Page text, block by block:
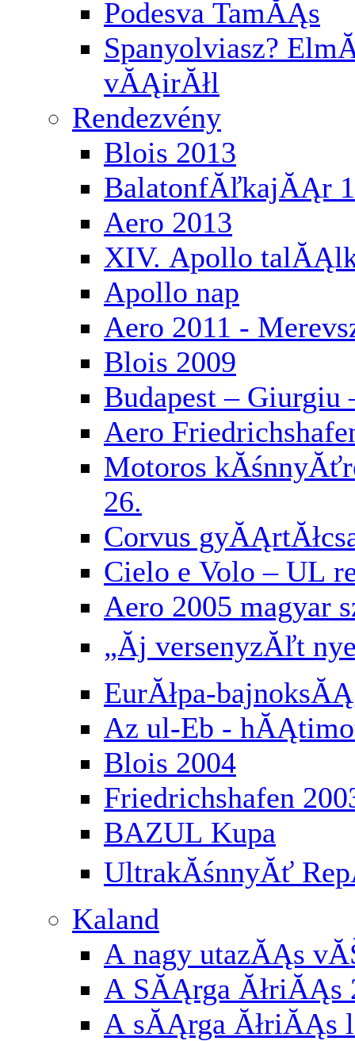
Podesva TamĂĄs
Spanyolviasz?
vĂĄirĂłl
Rendezvény
Blois 2013
BalatonfĂľkajĂĄr
Aero 2013
XIV. Apollo
Apollo nap
Aero 2011 -
Blois 2009
Budapest – Giurgiu
Aero
Motoros
26.
Corvus
Cielo e Volo – UL
Aero 2005 magyar
„Ăj versenyzĂľt
EurĂłpa-
Az ul-Eb -
Blois 2004
Friedrichshafen
BAZUL Kupa
UltrakĂśnnyĂť
Kaland
A nagy utazĂĄs
A SĂĄrga ĂłriĂĄs
A sĂĄrga ĂłriĂĄs